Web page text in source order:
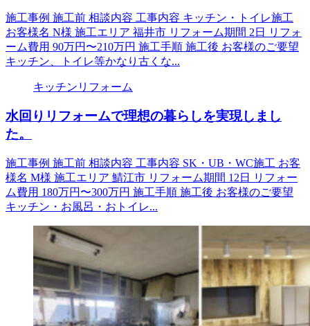
施工事例 施工前 相談内容 工事内容 キッチン・トイレ施工
お客様名 N様 施工エリア 福井市 リフォーム期間 2日 リフォ
ーム費用 90万円〜210万円 施工手順 施工後 お客様のご要望
キッチン、トイレ等かなり古くな...
キッチンリフォーム
水回りリフォームで理想の暮らしを実現しまし
た。
施工事例 施工前 相談内容 工事内容 SK・UB・WC施工 お客
様名 M様 施工エリア 鯖江市 リフォーム期間 12日 リフォー
ム費用 180万円〜300万円 施工手順 施工後 お客様のご要望
キッチン・お風呂・おトイレ...